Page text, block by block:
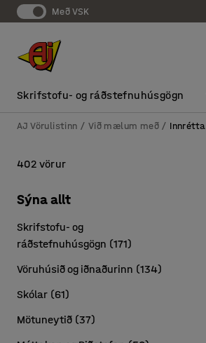
Með VSK
Skrifstofu- og ráðstefnuhúsgögn
AJ Vörulistinn Við mælum með Innrétta
402 vörur
Sýna allt
Skrifstofu- og
ráðstefnuhúsgögn (171)
Vöruhúsið og iðnaðurinn (134)
Skólar (61)
Mötuneytið (37)